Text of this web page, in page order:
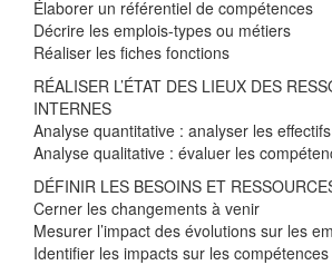
Élaborer un référentiel de compétences
Décrire les emplois-types ou métiers
Réaliser les fiches fonctions
RÉALISER L’ÉTAT DES LIEUX DES
INTERNES
Analyse quantitative : analyser les effectifs
Analyse qualitative : évaluer les
DÉFINIR LES BESOINS ET
Cerner les changements à venir
Mesurer l’impact des évolutions sur les
Identifier les impacts sur les compétences